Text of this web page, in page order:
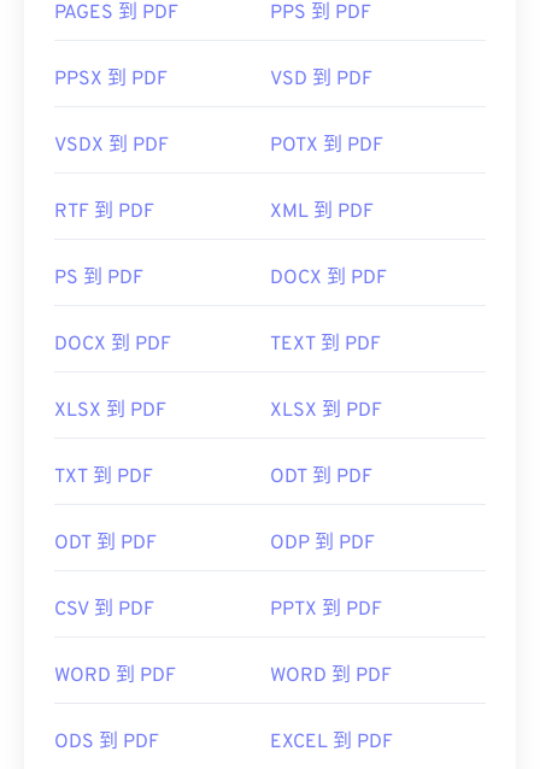
PAGES 到 PDF PPS 到 PDF
PPSX 到 PDF VSD 到 PDF
VSDX 到 PDF POTX 到 PDF
RTF 到 PDF XML 到 PDF
PS 到 PDF DOCX 到 PDF
DOCX 到 PDF TEXT 到 PDF
XLSX 到 PDF XLSX 到 PDF
TXT 到 PDF ODT 到 PDF
ODT 到 PDF ODP 到 PDF
CSV 到 PDF PPTX 到 PDF
WORD 到 PDF WORD 到 PDF
ODS 到 PDF EXCEL 到 PDF